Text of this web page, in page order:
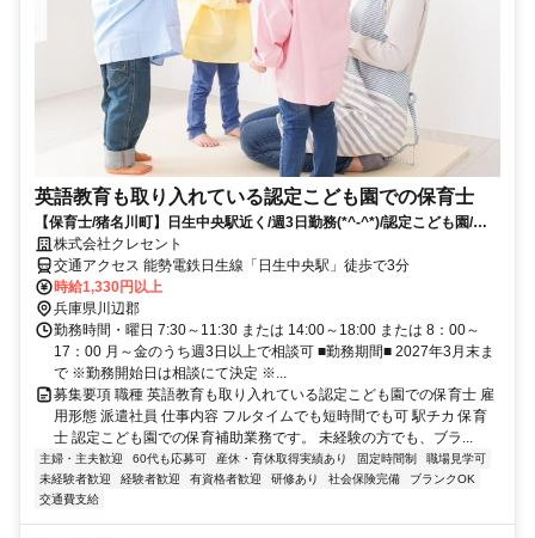
英語教育も取り入れている認定こども園での保育士
【保育士/猪名川町】日生中央駅近く/週3日勤務(*^-^*)/認定こども園/交
通費支給/
株式会社クレセント
交通アクセス 能勢電鉄日生線「日生中央駅」徒歩で3分
時給1,330円以上
兵庫県川辺郡
勤務時間・曜日 7:30～11:30 または 14:00～18:00 または 8：00～
17：00 月～金のうち週3日以上で相談可 ■勤務期間■ 2027年3月末ま
で ※勤務開始日は相談にて決定 ※...
募集要項 職種 英語教育も取り入れている認定こども園での保育士 雇
用形態 派遣社員 仕事内容 フルタイムでも短時間でも可 駅チカ 保育
士 認定こども園での保育補助業務です。 未経験の方でも、ブラ...
主婦・主夫歓迎 60代も応募可 産休・育休取得実績あり 固定時間制
職場見学可
未経験者歓迎
経験者歓迎 有資格者歓迎 研修あり 社会保険完備
ブランクOK
交通費支給